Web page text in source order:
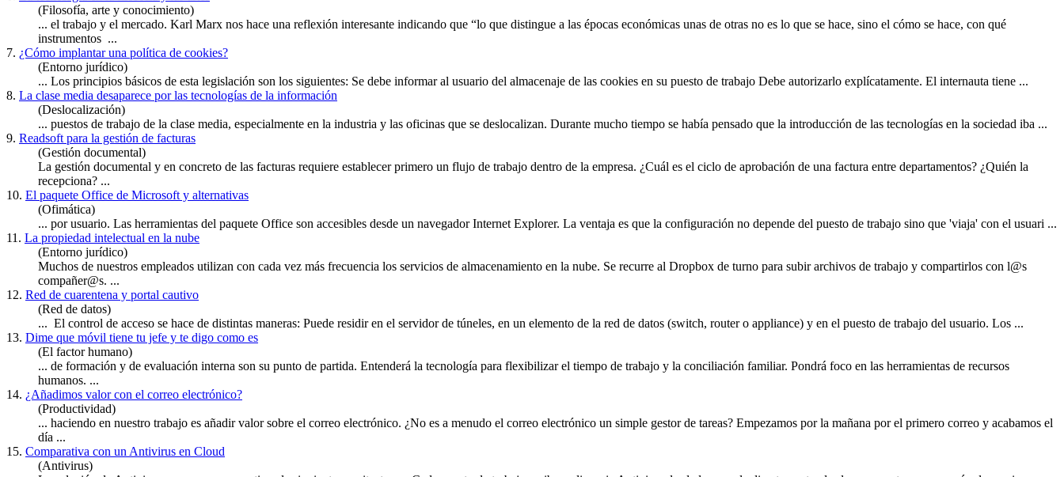
(Filosofía, arte y conocimiento)
... el trabajo y el mercado. Karl Marx nos hace una reflexión interesante indicando que “lo que distingue a las épocas económicas unas de otras no es lo que se hace, sino el cómo se hace, con qué
instrumentos ...
7. ¿Cómo implantar una política de cookies?
(Entorno jurídico)
... Los principios básicos de esta legislación son los siguientes: Se debe informar al usuario del almacenaje de las cookies en su puesto de trabajo Debe autorizarlo explícatamente. El internauta tiene ...
8. La clase media desaparece por las tecnologías de la información
(Deslocalización)
... puestos de trabajo de la clase media, especialmente en la industria y las oficinas que se deslocalizan. Durante mucho tiempo se había pensado que la introducción de las tecnologías en la sociedad iba ...
9. Readsoft para la gestión de facturas
(Gestión documental)
La gestión documental y en concreto de las facturas requiere establecer primero un flujo de trabajo dentro de la empresa. ¿Cuál es el ciclo de aprobación de una factura entre departamentos? ¿Quién la
recepciona? ...
10. El paquete Office de Microsoft y alternativas
(Ofimática)
... por usuario. Las herramientas del paquete Office son accesibles desde un navegador Internet Explorer. La ventaja es que la configuración no depende del puesto de trabajo sino que 'viaja' con el usuari ...
11. La propiedad intelectual en la nube
(Entorno jurídico)
Muchos de nuestros empleados utilizan con cada vez más frecuencia los servicios de almacenamiento en la nube. Se recurre al Dropbox de turno para subir archivos de trabajo y compartirlos con l@s
compañer@s. ...
12. Red de cuarentena y portal cautivo
(Red de datos)
... El control de acceso se hace de distintas maneras: Puede residir en el servidor de túneles, en un elemento de la red de datos (switch, router o appliance) y en el puesto de trabajo del usuario. Los ...
13. Dime que móvil tiene tu jefe y te digo como es
(El factor humano)
... de formación y de evaluación interna son su punto de partida. Entenderá la tecnología para flexibilizar el tiempo de trabajo y la conciliación familiar. Pondrá foco en las herramientas de recursos
humanos. ...
14. ¿Añadimos valor con el correo electrónico?
(Productividad)
... haciendo en nuestro trabajo es añadir valor sobre el correo electrónico. ¿No es a menudo el correo electrónico un simple gestor de tareas? Empezamos por la mañana por el primero correo y acabamos el
día ...
15. Comparativa con un Antivirus en Cloud
(Antivirus)